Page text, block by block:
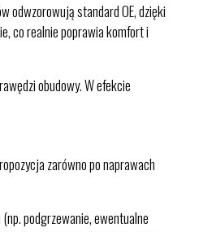
odwzorowują standard OE, dzięki
co realnie poprawia komfort i
obudowy. W efekcie
zarówno po naprawach
podgrzewanie, ewentualne